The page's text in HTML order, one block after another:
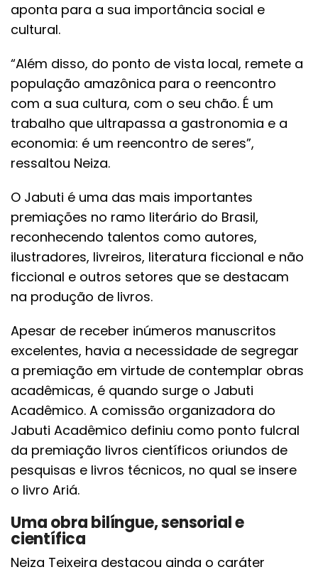
aponta para a sua importância social e
cultural.
“Além disso, do ponto de vista local, remete a
população amazônica para o reencontro
com a sua cultura, com o seu chão. É um
trabalho que ultrapassa a gastronomia e a
economia: é um reencontro de seres”,
ressaltou Neiza.
O Jabuti é uma das mais importantes
premiações no ramo literário do Brasil,
reconhecendo talentos como autores,
ilustradores, livreiros, literatura ficcional e não
ficcional e outros setores que se destacam
na produção de livros.
Apesar de receber inúmeros manuscritos
excelentes, havia a necessidade de segregar
a premiação em virtude de contemplar obras
acadêmicas, é quando surge o Jabuti
Acadêmico. A comissão organizadora do
Jabuti Acadêmico definiu como ponto fulcral
da premiação livros científicos oriundos de
pesquisas e livros técnicos, no qual se insere
o livro Ariá.
Uma obra bilíngue, sensorial e
científica
Neiza Teixeira destacou ainda o caráter